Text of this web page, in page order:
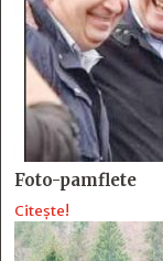
Foto-pamflete
Citește!